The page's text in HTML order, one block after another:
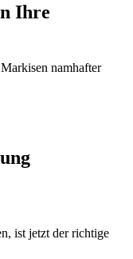
Ihre
namhafter
ist jetzt der richtige